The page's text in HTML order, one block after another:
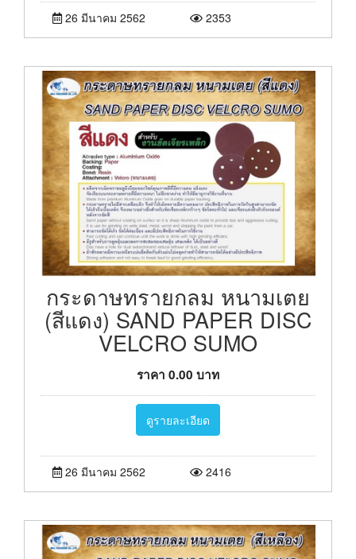
26 มีนาคม 2562 2353
กระดาษทรายกลม หนามเตย
(สีแดง) SAND PAPER DISC
VELCRO SUMO
ราคา 0.00 บาท
ดูรายละเอียด
26 มีนาคม 2562 2416